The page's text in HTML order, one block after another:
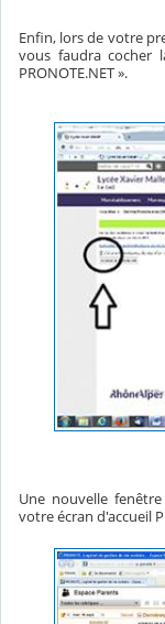
Enfin, lors de votre
vous faudra cocher
PRONOTE.NET ».
Une nouvelle
votre écran d'accueil